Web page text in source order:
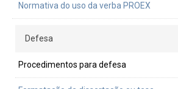
Normativa do uso da verba PROEX
Defesa
Procedimentos para defesa